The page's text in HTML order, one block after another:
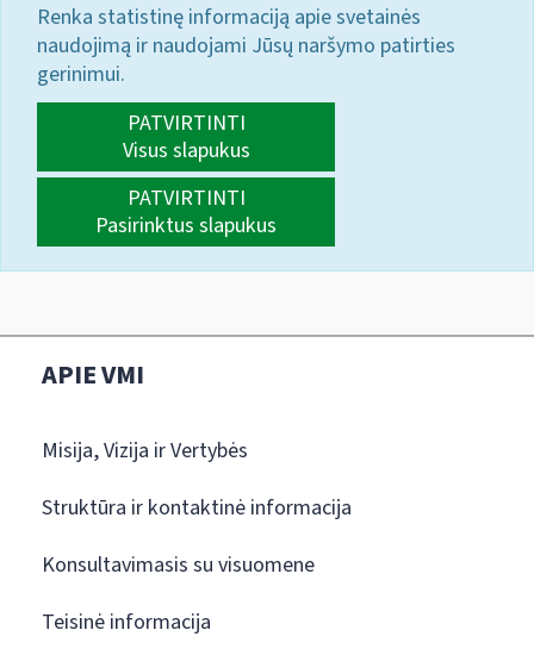
Renka statistinę informaciją apie svetainės
naudojimą ir naudojami Jūsų naršymo patirties
gerinimui.
PATVIRTINTI
Visus slapukus
PATVIRTINTI
Pasirinktus slapukus
APIE VMI
Misija, Vizija ir Vertybės
Struktūra ir kontaktinė informacija
Konsultavimasis su visuomene
Teisinė informacija